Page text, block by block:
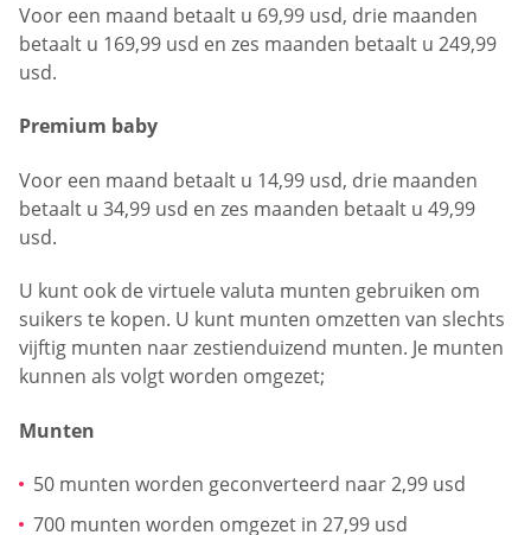
Voor een maand betaalt u 69,99 usd, drie maanden
betaalt u 169,99 usd en zes maanden betaalt u 249,99
usd.
Premium baby
Voor een maand betaalt u 14,99 usd, drie maanden
betaalt u 34,99 usd en zes maanden betaalt u 49,99
usd.
U kunt ook de virtuele valuta munten gebruiken om
suikers te kopen. U kunt munten omzetten van slechts
vijftig munten naar zestienduizend munten. Je munten
kunnen als volgt worden omgezet;
Munten
50 munten worden geconverteerd naar 2,99 usd
700 munten worden omgezet in 27,99 usd